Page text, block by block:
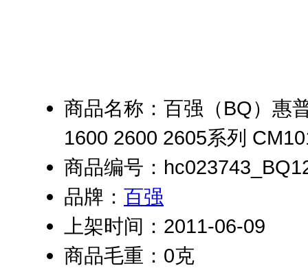
商品名称：百强（BQ）惠
1600 2600 2605系列
商品编号：
品牌： 百强
上架时间：2011-06-09
商品毛重：0克